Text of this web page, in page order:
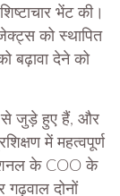
भेंट की।
को स्थापित
बढ़ावा देने को
से जुड़े हुए हैं, और
में महत्वपूर्ण
के COO के
दोनों